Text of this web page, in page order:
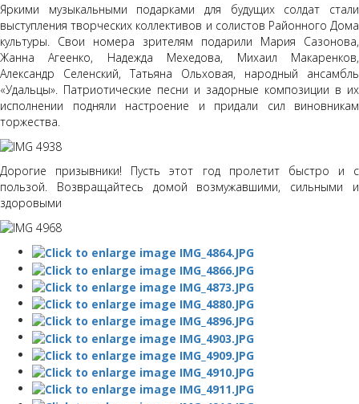
Яркими музыкальными подарками для будущих солдат стали
выступления творческих коллективов и солистов Районного Дома
культуры. Свои номера зрителям подарили Мария Сазонова,
Жанна Агеенко, Надежда Мехедова, Михаил Макаренков,
Александр Селенский, Татьяна Ольховая, народный ансамбль
«Удальцы». Патриотические песни и задорные композиции в их
исполнении подняли настроение и придали сил виновникам
торжества.
Дорогие призывники! Пусть этот год пролетит быстро и с
пользой. Возвращайтесь домой возмужавшими, сильными и
здоровыми